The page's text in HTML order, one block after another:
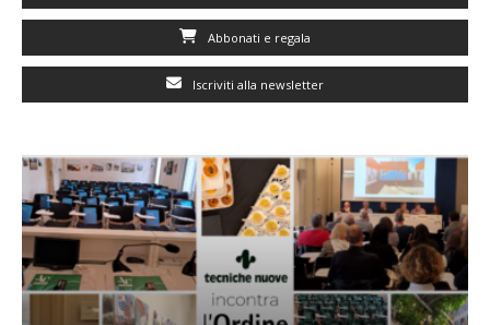
Abbonati e regala
Iscriviti alla newsletter